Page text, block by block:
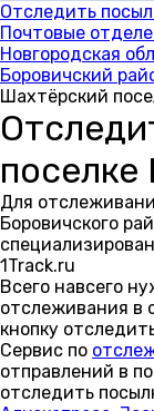
Отследить
Почтовые
Новгородская
Боровичский
Шахтёрский
Для
Боровичского
1Track.ru
Всего навсего
отслеживания в
кнопку
Сервис по
отправлений в
отследить